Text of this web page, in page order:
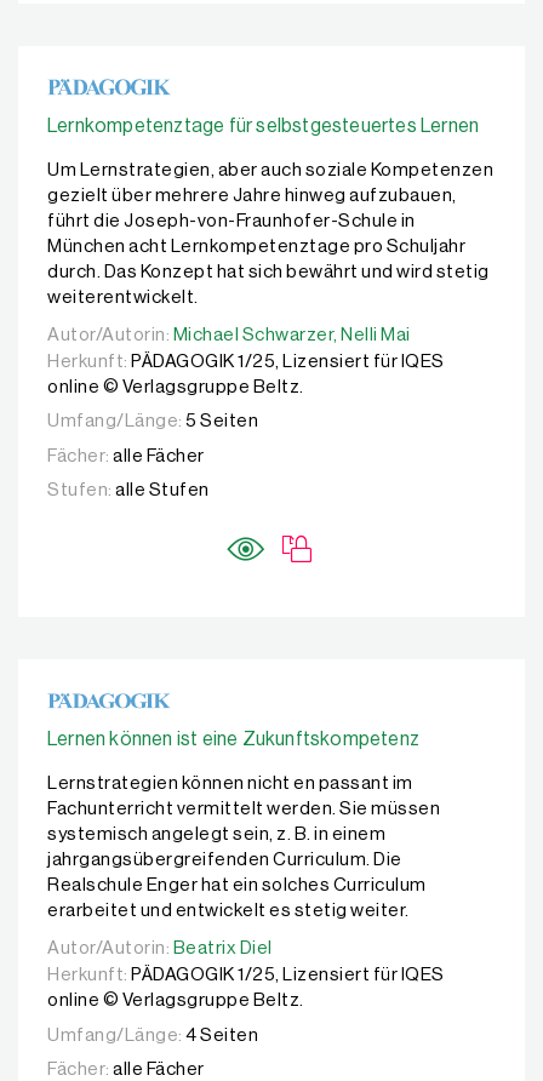
Lernkompetenztage für selbstgesteuertes Lernen
Um Lernstrategien, aber auch soziale Kompetenzen
gezielt über mehrere Jahre hinweg aufzubauen,
führt die Joseph-von-Fraunhofer-Schule in
München acht Lernkompetenztage pro Schuljahr
durch. Das Konzept hat sich bewährt und wird stetig
weiterentwickelt.
Autor/Autorin: Michael Schwarzer, Nelli Mai
Autor/Autorin: Michael Schwarzer, Nelli Mai
Herkunft: PÄDAGOGIK 1/25, Lizensiert für IQES
online © Verlagsgruppe Beltz.
Umfang/Länge: 5 Seiten
Fächer: alle Fächer
Stufen: alle Stufen
Lernen können ist eine Zukunftskompetenz
Lernstrategien können nicht en passant im
Fachunterricht vermittelt werden. Sie müssen
systemisch angelegt sein, z. B. in einem
jahrgangsübergreifenden Curriculum. Die
Realschule Enger hat ein solches Curriculum
erarbeitet und entwickelt es stetig weiter.
Autor/Autorin: Beatrix Diel
Autor/Autorin: Beatrix Diel
Herkunft: PÄDAGOGIK 1/25, Lizensiert für IQES
online © Verlagsgruppe Beltz.
Umfang/Länge: 4 Seiten
Fächer: alle Fächer